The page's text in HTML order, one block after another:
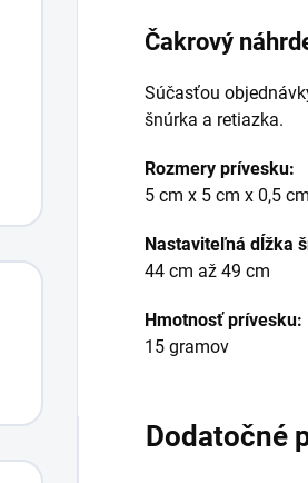
Čakrový
Súčasťou
šnúrka a retiazka.
Rozmery prívesku:
5 cm x 5 cm x 0,5 cm
Nastaviteľná dĺžka
44 cm až 49 cm
Hmotnosť prívesku:
15 gramov
Dodatočné